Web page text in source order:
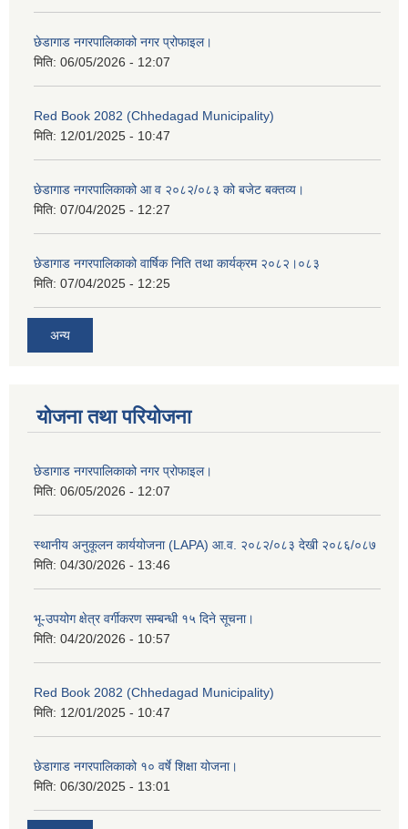
छेडागाड नगरपालिकाको नगर प्रोफाइल।
मिति: 06/05/2026 - 12:07
Red Book 2082 (Chhedagad Municipality)
मिति: 12/01/2025 - 10:47
छेडागाड नगरपालिकाको आ व २०८२/०८३ को बजेट बक्तव्य।
मिति: 07/04/2025 - 12:27
छेडागाड नगरपालिकाको वार्षिक निति तथा कार्यक्रम २०८२।०८३
मिति: 07/04/2025 - 12:25
अन्य
योजना तथा परियोजना
छेडागाड नगरपालिकाको नगर प्रोफाइल।
मिति: 06/05/2026 - 12:07
स्थानीय अनुकूलन कार्ययोजना (LAPA) आ.व. २०८२/०८३ देखी २०८६/०८७
मिति: 04/30/2026 - 13:46
भू-उपयोग क्षेत्र वर्गीकरण सम्बन्धी १५ दिने सूचना।
मिति: 04/20/2026 - 10:57
Red Book 2082 (Chhedagad Municipality)
मिति: 12/01/2025 - 10:47
छेडागाड नगरपालिकाको १० वर्षे शिक्षा योजना।
मिति: 06/30/2025 - 13:01